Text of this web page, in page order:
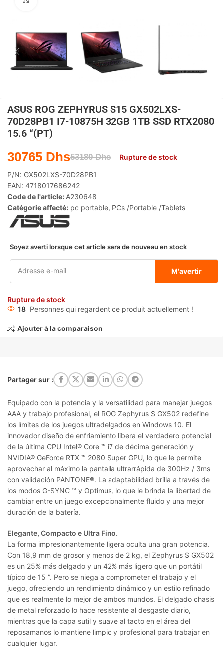
ASUS ROG ZEPHYRUS S15 GX502LXS-
70D28PB1 I7-10875H 32GB 1TB SSD RTX2080
15.6 “(PT)
53180Dhs
30765 Dhs Rupture de stock
P/N: GX502LXS-70D28PB1
EAN: 4718017686242
Code de l'article: A230648
Catégorie affecté: pc portable, PCs /Portable /Tablets
Soyez averti lorsque cet article sera de nouveau en stock
M'avertir
Rupture de stock
18 Personnes qui regardent ce produit actuellement !
Ajouter à la comparaison
Partager sur :
Equipado con la potencia y la versatilidad para manejar juegos
AAA y trabajo profesional, el ROG Zephyrus S GX502 redefine
los límites de los juegos ultradelgados en Windows 10. El
innovador diseño de enfriamiento libera el verdadero potencial
de la última CPU Intel® Core ™ i7 de décima generación y
NVIDIA® GeForce RTX ™ 2080 Super GPU, lo que le permite
aprovechar al máximo la pantalla ultrarrápida de 300Hz / 3ms
con validación PANTONE®. La adaptabilidad brilla a través de
los modos G-SYNC ™ y Optimus, lo que le brinda la libertad de
cambiar entre un juego excepcionalmente fluido y una mejor
duración de la batería.
Elegante, Compacto e Ultra Fino.
La forma impresionantemente ligera oculta una gran potencia.
Con 18,9 mm de grosor y menos de 2 kg, el Zephyrus S GX502
es un 25% más delgado y un 42% más ligero que un portátil
típico de 15 ”. Pero se niega a comprometer el trabajo y el
juego, ofreciendo un rendimiento dinámico y un estilo refinado
que es realmente lo mejor de ambos mundos. El delgado chasis
de metal reforzado lo hace resistente al desgaste diario,
mientras que la capa sutil y suave al tacto en el área del
reposamanos lo mantiene limpio y profesional para trabajar en
cualquier lugar.